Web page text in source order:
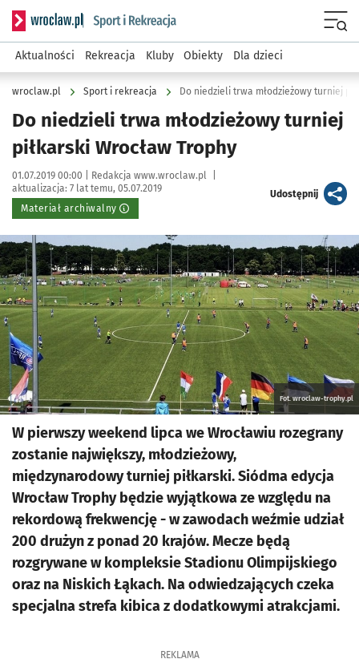
Serwis informacyjny wroclaw.pl podserwis: Sport i rekreacja
Aktualności Rekreacja Kluby Obiekty Dla dzieci
wroclaw.pl Sport i rekreacja Do niedzieli trwa młodzieżowy turniej
Do niedzieli trwa młodzieżowy turniej
piłkarski Wrocław Trophy
Data publikacji:
01.07.2019 00:00 | Autor:
Redakcja www.wroclaw.pl
aktualizacja: 7 lat temu, 05.07.2019
Materiał archiwalny
Udostępnijartykuł
Kliknij, aby powiększyć
Fot. wroclaw-trophy.pl
W pierwszy weekend lipca we Wrocławiu rozegrany
zostanie największy, młodzieżowy,
międzynarodowy turniej piłkarski. Siódma edycja
Wrocław Trophy będzie wyjątkowa ze względu na
rekordową frekwencję - w zawodach weźmie udział
200 drużyn z ponad 20 krajów. Mecze będą
rozgrywane w kompleksie Stadionu Olimpijskiego
oraz na Niskich Łąkach. Na odwiedzających czeka
specjalna strefa kibica z dodatkowymi atrakcjami.
REKLAMA